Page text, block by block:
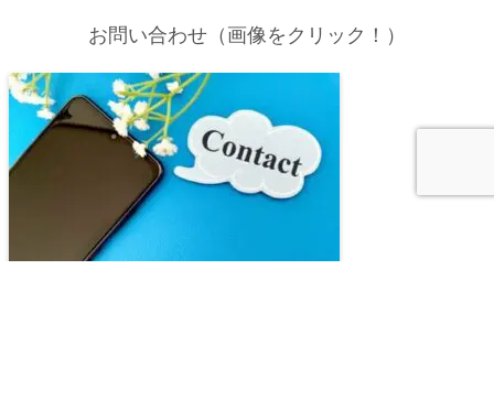
お問い合わせ（画像をクリック！）